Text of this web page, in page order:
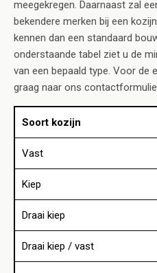
meegekregen. Daarnaast zal
bekendere merken bij een
kennen dan een standaard
onderstaande tabel ziet u de
van een bepaald type. Voor de
graag naar ons
Soort kozijn
Vast
Kiep
Draai kiep
Draai kiep / vast